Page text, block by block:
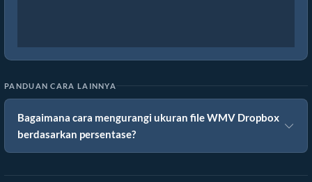
PANDUAN CARA LAINNYA
Bagaimana cara mengurangi ukuran file WMV Dropbox
berdasarkan persentase?